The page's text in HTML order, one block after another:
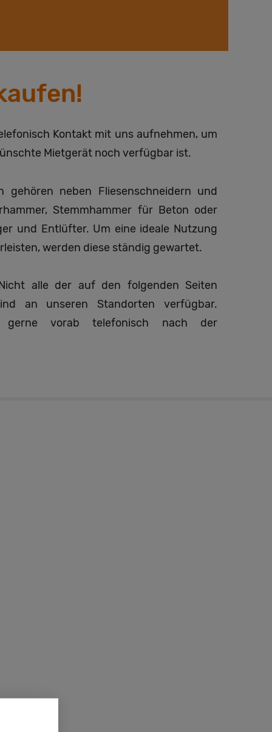
Kontakt mit uns aufnehmen, um
Mietgerät noch verfügbar ist.
gehören neben Fliesenschneidern und
Stemmhammer für Beton oder
und Entlüfter. Um eine ideale Nutzung
werden diese ständig gewartet.
alle der auf den folgenden Seiten
an unseren Standorten verfügbar.
gerne vorab telefonisch nach der